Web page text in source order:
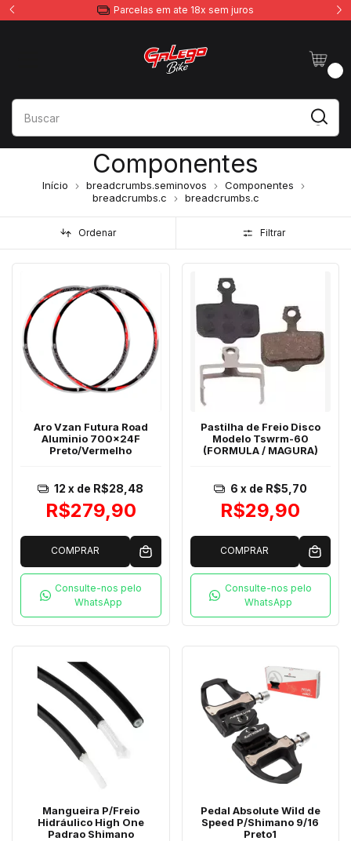
Parcelas em ate 18x sem juros
Componentes
Início breadcrumbs.seminovos
Componentes
breadcrumbs.c
breadcrumbs.c
Ordenar Filtrar
Aro Vzan Futura Road
Aluminio 700x24F
Preto/Vermelho
R$279,90
12 x de R$28,48
COMPRAR
Consulte-nos pelo
WhatsApp
Pastilha de Freio Disco
Modelo Tswrm-60
(FORMULA / MAGURA)
R$29,90
6 x de R$5,70
COMPRAR
Consulte-nos pelo
WhatsApp
Mangueira P/Freio
Hidráulico High One
Padrao Shimano
Pedal Absolute Wild de
Speed P/Shimano 9/16
Preto1